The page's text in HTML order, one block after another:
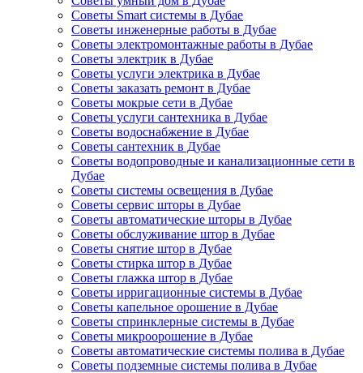
Советы Smart системы в Дубае
Советы инженерные работы в Дубае
Советы электромонтажные работы в Дубае
Советы электрик в Дубае
Советы услуги электрика в Дубае
Советы заказать ремонт в Дубае
Советы мокрые сети в Дубае
Советы услуги сантехника в Дубае
Советы водоснабжение в Дубае
Советы сантехник в Дубае
Советы водопроводные и канализационные сети в
Дубае
Советы системы освещения в Дубае
Советы сервис шторы в Дубае
Советы автоматические шторы в Дубае
Советы обслуживание штор в Дубае
Советы снятие штор в Дубае
Советы стирка штор в Дубае
Советы глажка штор в Дубае
Советы ирригационные системы в Дубае
Советы капельное орошение в Дубае
Советы спринклерные системы в Дубае
Советы микроорошение в Дубае
Советы автоматические системы полива в Дубае
Советы подземные системы полива в Дубае